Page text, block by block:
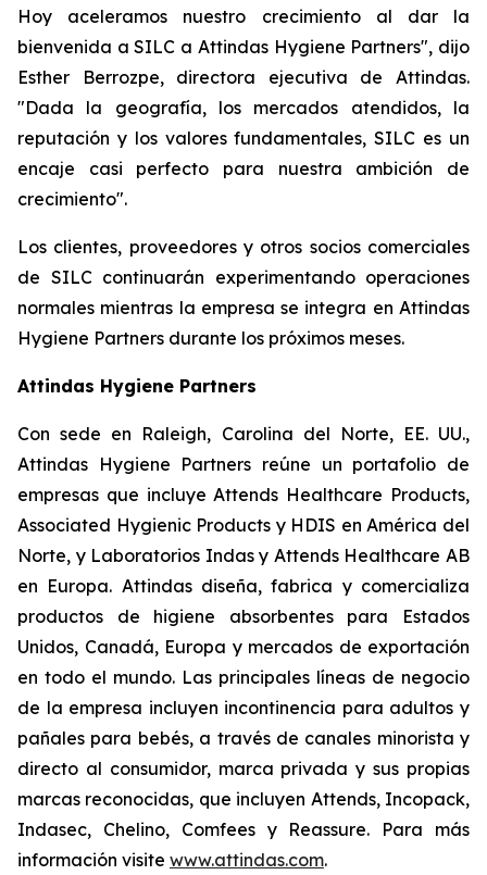
Hoy aceleramos nuestro crecimiento al dar la
bienvenida a SILC a Attindas Hygiene Partners", dijo
Esther Berrozpe, directora ejecutiva de Attindas.
"Dada la geografía, los mercados atendidos, la
reputación y los valores fundamentales, SILC es un
encaje casi perfecto para nuestra ambición de
crecimiento".
Los clientes, proveedores y otros socios comerciales
de SILC continuarán experimentando operaciones
normales mientras la empresa se integra en Attindas
Hygiene Partners durante los próximos meses.
Attindas Hygiene Partners
Con sede en Raleigh, Carolina del Norte, EE. UU.,
Attindas Hygiene Partners reúne un portafolio de
empresas que incluye Attends Healthcare Products,
Associated Hygienic Products y HDIS en América del
Norte, y Laboratorios Indas y Attends Healthcare AB
en Europa. Attindas diseña, fabrica y comercializa
productos de higiene absorbentes para Estados
Unidos, Canadá, Europa y mercados de exportación
en todo el mundo. Las principales líneas de negocio
de la empresa incluyen incontinencia para adultos y
pañales para bebés, a través de canales minorista y
directo al consumidor, marca privada y sus propias
marcas reconocidas, que incluyen Attends, Incopack,
Indasec, Chelino, Comfeesy Reassure. Para más
información visite www.attindas.com.